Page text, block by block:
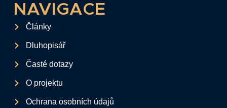
NAVIGACE
Články
Dluhopisář
Časté dotazy
O projektu
Ochrana osobních údajů